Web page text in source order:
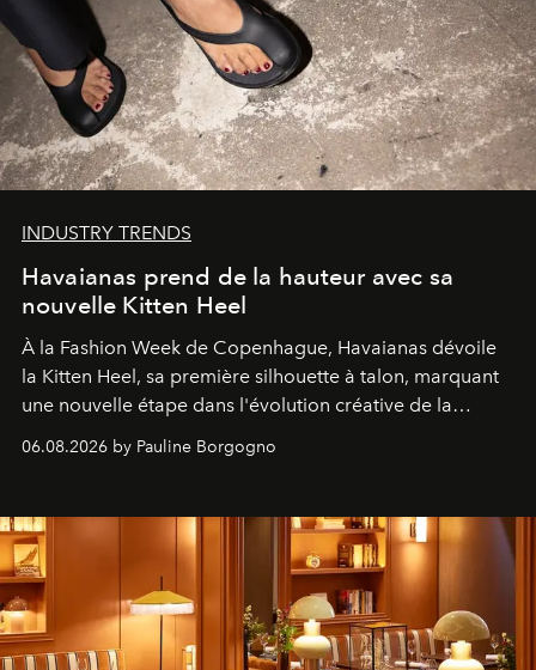
INDUSTRY TRENDS
Havaianas prend de la hauteur avec sa
nouvelle Kitten Heel
À la Fashion Week de Copenhague, Havaianas dévoile
la Kitten Heel, sa première silhouette à talon, marquant
une nouvelle étape dans l'évolution créative de la
06.08.2026 by Pauline Borgogno